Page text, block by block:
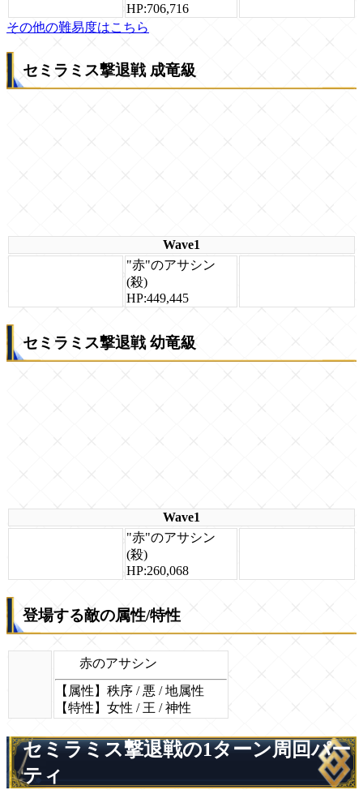
HP:706,716
その他の難易度はこちら
セミラミス撃退戦 成竜級
Wave1
"赤"のアサシン
(殺)
HP:449,445
セミラミス撃退戦 幼竜級
Wave1
"赤"のアサシン
(殺)
HP:260,068
登場する敵の属性/特性
赤のアサシン
【属性】秩序 / 悪 / 地属性
【特性】女性 / 王 / 神性
セミラミス撃退戦の1ターン周回パー
ティ